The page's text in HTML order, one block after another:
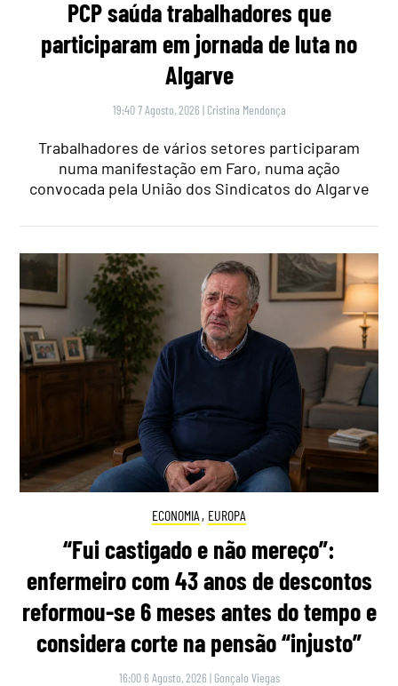
PCP saúda trabalhadores que
participaram em jornada de luta no
Algarve
19:40 7 Agosto, 2026 | Cristina Mendonça
Trabalhadores de vários setores participaram
numa manifestação em Faro, numa ação
convocada pela União dos Sindicatos do Algarve
ECONOMIA , EUROPA
“Fui castigado e não mereço”:
enfermeiro com 43 anos de descontos
reformou-se 6 meses antes do tempo e
considera corte na pensão “injusto”
16:00 6 Agosto, 2026 | Gonçalo Viegas